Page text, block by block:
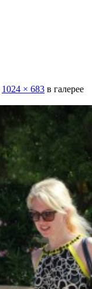
1024 × 683 в галерее